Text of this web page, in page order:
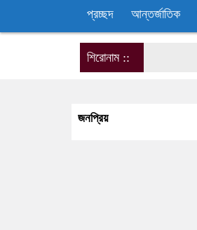
প্রচ্ছদ আন্তর্জাতিক
শিরোনাম ::
জনপ্রিয়